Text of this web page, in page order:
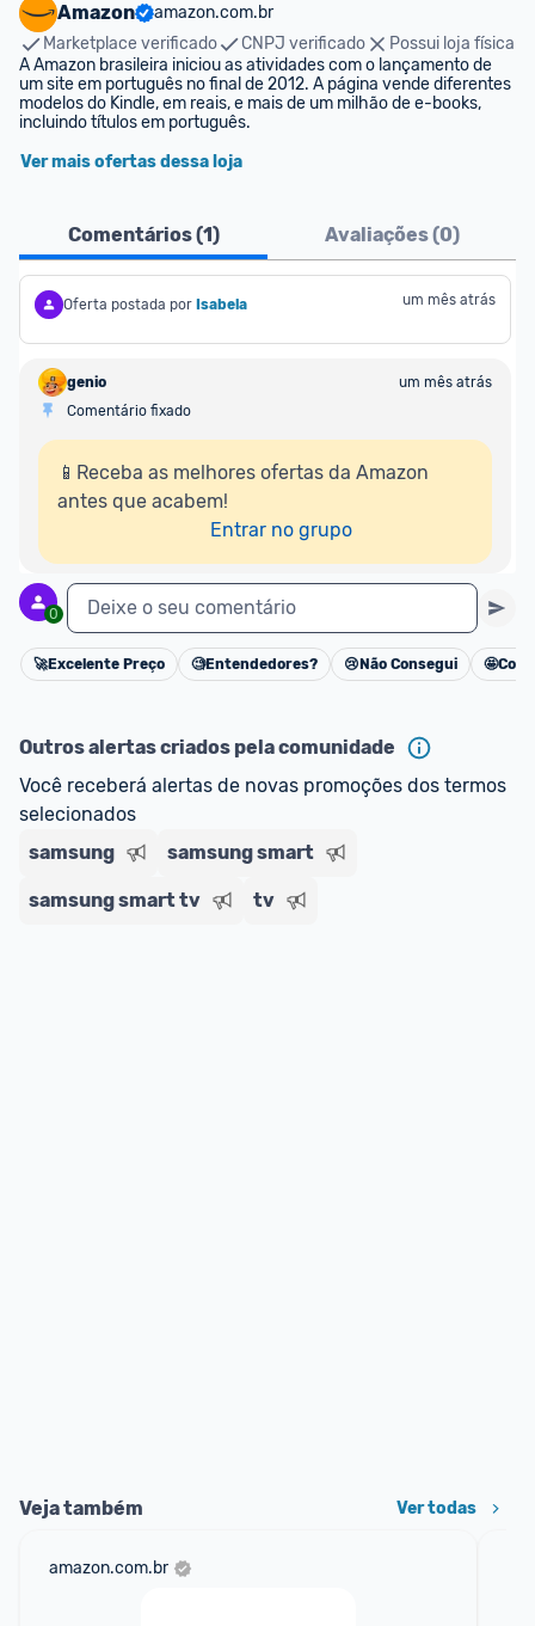
Amazon
amazon.com.br
Marketplace verificado
CNPJ verificado
Possui loja física
A Amazon brasileira iniciou as atividades com o lançamento de
um site em português no final de 2012. A página vende diferentes
modelos do Kindle, em reais, e mais de um milhão de e-books,
incluindo títulos em português.
Ver mais ofertas dessa loja
Comentários (1) Avaliações (0)
Oferta postada por Isabela um mês atrás
genio
um mês atrás
Comentário fixado
📱Receba as melhores ofertas da Amazon
antes que acabem!
Entrar no grupo
0 Deixe o seu comentário
Cancelar
🚀Excelente Preço 🧐Entendedores? 😢 Não Consegui 🤩
Outros alertas criados pela comunidade
Você receberá alertas de novas promoções dos termos
selecionados
samsung
samsung smart
samsung smart tv tv
Veja também Ver todas
amazon.com.br